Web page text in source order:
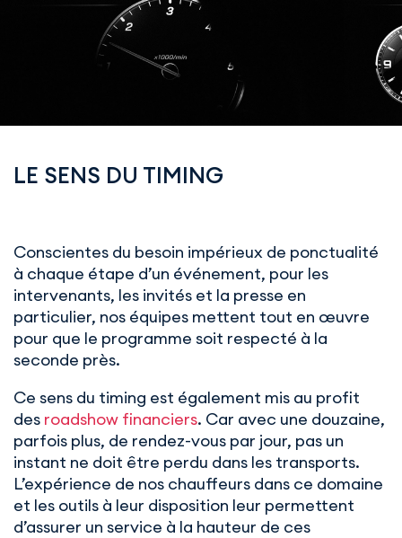
LE SENS DU TIMING
Conscientes du besoin impérieux de ponctualité
à chaque étape d’un événement, pour les
intervenants, les invités et la presse en
particulier, nos équipes mettent tout en œuvre
pour que le programme soit respecté à la
seconde près.
Ce sens du timing est également mis au profit
des roadshow financiers. Car avec une douzaine,
parfois plus, de rendez-vous par jour, pas un
instant ne doit être perdu dans les transports.
L’expérience de nos chauffeurs dans ce domaine
et les outils à leur disposition leur permettent
d’assurer un service à la hauteur de ces